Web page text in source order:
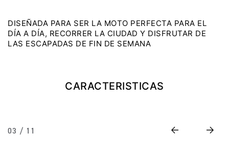
Marzo JUEVES 26
ENCIENDE LA NOCHE.
VIVE LA RUTA. NIGHT
DISEÑADA PARA SER LA MOTO PERFECTA PARA EL
DÍA A DÍA, RECORRER LA CIUDAD Y DISFRUTAR DE
LAS ESCAPADAS DE FIN DE SEMANA
CARACTERISTICAS
03 / 11 Previous Next